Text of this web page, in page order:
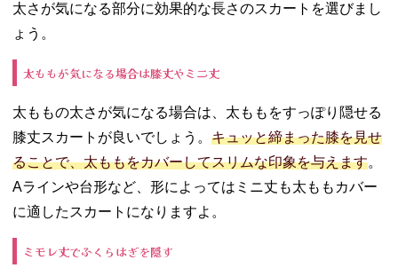
太さが気になる部分に効果的な長さのスカートを選びまし
ょう。
太ももが気になる場合は膝丈やミニ丈
太ももの太さが気になる場合は、太ももをすっぽり隠せる
膝丈スカートが良いでしょう。 キュッと締まった膝を見せ
ることで、太ももをカバーしてスリムな印象を与えます。
Aラインや台形など、形によってはミニ丈も太ももカバー
に適したスカートになりますよ。
ミモレ丈でふくらはぎを隠す